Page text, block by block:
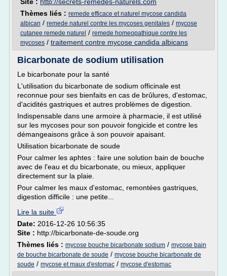
Thèmes liés : remede efficace et naturel mycose candida
albican / remede naturel contre les mycoses genitales / mycose
cutanee remede naturel / remede homeopathique contre les
mycoses / traitement contre mycose candida albicans
Bicarbonate de sodium utilisation
Le bicarbonate pour la santé
L'utilisation du bicarbonate de sodium officinale est
reconnue pour ses bienfaits en cas de brûlures, d'estomac,
d'acidités gastriques et autres problèmes de digestion.
Indispensable dans une armoire à pharmacie, il est utilisé
sur les mycoses pour son pouvoir fongicide et contre les
démangeaisons grâce à son pouvoir apaisant.
Utilisation bicarbonate de soude
Pour calmer les aphtes : faire une solution bain de bouche
avec de l'eau et du bicarbonate, ou mieux, appliquer
directement sur la plaie.
Pour calmer les maux d'estomac, remontées gastriques,
digestion difficile : une petite...
Lire la suite
Date: 2016-12-26 10:56:35
Site : http://bicarbonate-de-soude.org
Thèmes liés : mycose bouche bicarbonate sodium / mycose bain
de bouche bicarbonate de soude / mycose bouche bicarbonate de
soude / mycose et maux d'estomac / mycose d'estomac